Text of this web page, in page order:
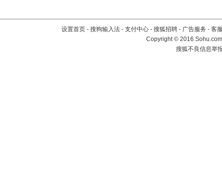
设置首页 - 搜狗输入法 - 支付中心 - 搜狐招聘 - 广告服务 - 客
Copyright©2016
搜狐不良信息举